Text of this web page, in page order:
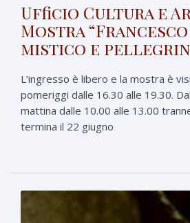
Ufficio Cultura e
Mostra
mistico e
L’ingresso è libero e la mostra è
pomeriggi dalle 16.30 alle 19.30.
mattina dalle 10.00 alle 13.00
termina il 22 giugno